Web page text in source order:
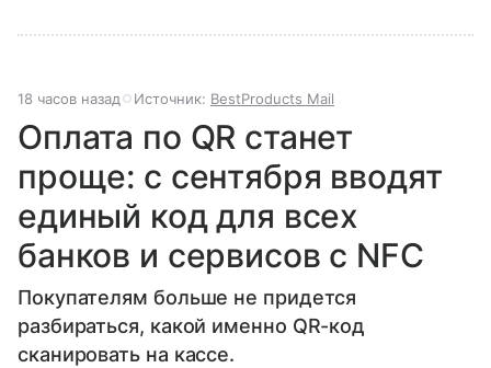
18 часов назад Источник: BestProducts Mail
Оплата по QR станет
проще: с сентября вводят
единый код для всех
банков и сервисов с NFC
Покупателям больше не придется
разбираться, какой именно QR-код
сканировать на кассе.